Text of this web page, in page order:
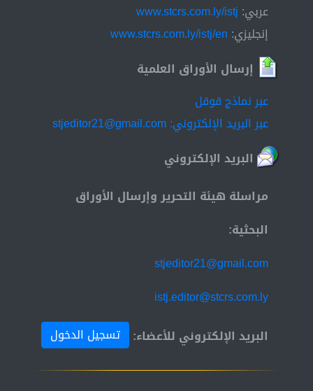
عربي: www.stcrs.com.ly/istj
إنجليزي: www.stcrs.com.ly/istj/en
إرسال الأوراق العلمية
عبر نماذج قوقل
عبر البريد الإلكتروني: stjeditor21@gmail.com
البريد الإلكتروني
مراسلة هيئة التحرير وإرسال الأوراق
البحثية:
stjeditor21@gmail.com
istj.editor@stcrs.com.ly
البريد الإلكتروني للأعضاء:
تسجيل الدخول